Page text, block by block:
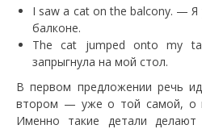
I saw a cat on the balcony. — Я
балконе.
The cat jumped onto my
запрыгнула на мой стол.
В первом предложении речь
втором — уже о той самой, о
Именно такие детали делают